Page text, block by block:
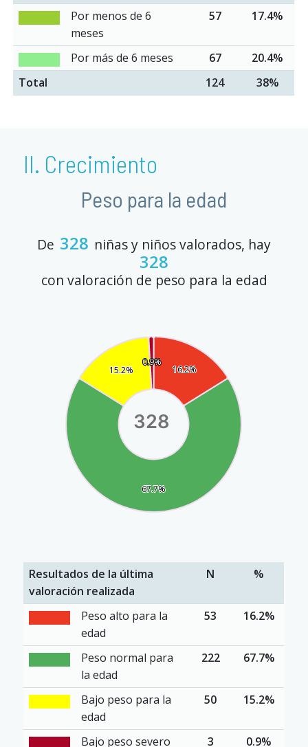
Por menos de 6
meses
57 17.4%
Por más de 6 meses 67
20.4%
Total
124 38%
II. Crecimiento
Peso para la edad
De 328 niñas y niños valorados, hay
328
con valoración de peso para la edad
16.2%
16.2%
67.7%
67.7%
15.2%
15.2%
0.9%
0.9%
328
Resultados de la última
valoración realizada
N %
Peso alto para la
edad
53 16.2%
Peso normal para
la edad
222 67.7%
Bajo peso para la
edad
50 15.2%
Bajo peso severo 3 0.9%